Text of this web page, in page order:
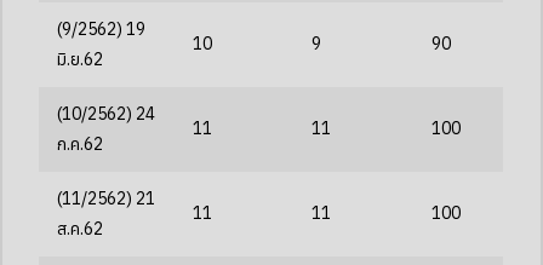
(9/2562) 19
มิ.ย.62
10 9 90
(10/2562) 24
ก.ค.62
11 11 100
(11/2562) 21
ส.ค.62
11 11 100